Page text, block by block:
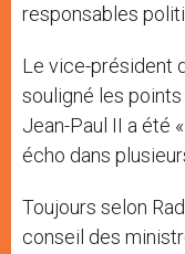
responsables
Le vice-président
souligné les
Jean-Paul II a été
écho dans
Toujours selon
conseil des